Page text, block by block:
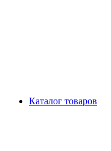
Каталог товаров